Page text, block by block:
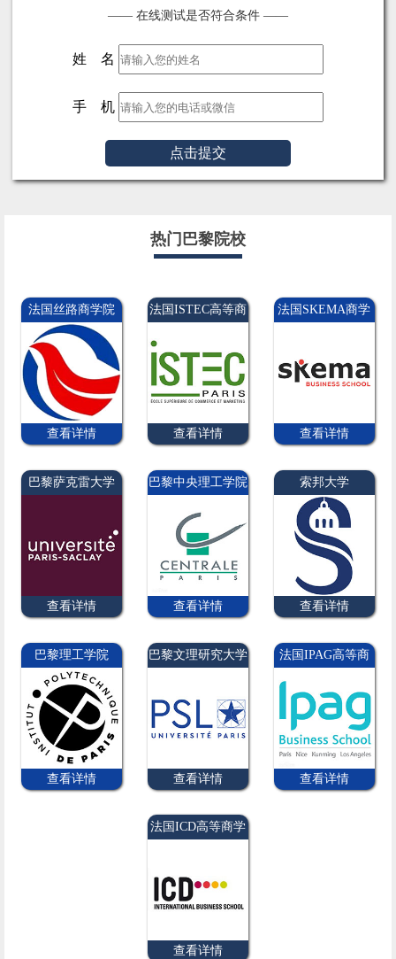
—— 在线测试是否符合条件 ——
姓 名
手 机
点击提交
热门巴黎院校
法国丝路商学院
查看详情
法国ISTEC高等商
查看详情
法国SKEMA商学
查看详情
巴黎萨克雷大学
查看详情
巴黎中央理工学院
查看详情
索邦大学
查看详情
巴黎理工学院
查看详情
巴黎文理研究大学
查看详情
法国IPAG高等商
查看详情
法国ICD高等商学
查看详情